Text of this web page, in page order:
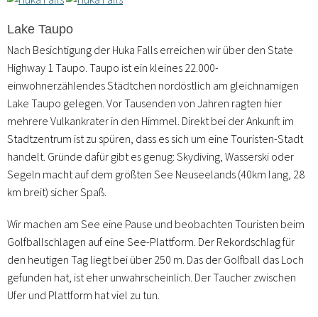
Lake Taupo
Nach Besichtigung der Huka Falls erreichen wir über den State
Highway 1 Taupo. Taupo ist ein kleines 22.000-
einwohnerzählendes Städtchen nordöstlich am gleichnamigen
Lake Taupo gelegen. Vor Tausenden von Jahren ragten hier
mehrere Vulkankrater in den Himmel. Direkt bei der Ankunft im
Stadtzentrum ist zu spüren, dass es sich um eine Touristen-Stadt
handelt. Gründe dafür gibt es genug: Skydiving, Wasserski oder
Segeln macht auf dem größten See Neuseelands (40km lang, 28
km breit) sicher Spaß.
Wir machen am See eine Pause und beobachten Touristen beim
Golfballschlagen auf eine See-Plattform. Der Rekordschlag für
den heutigen Tag liegt bei über 250 m. Das der Golfball das Loch
gefunden hat, ist eher unwahrscheinlich. Der Taucher zwischen
Ufer und Plattform hat viel zu tun.